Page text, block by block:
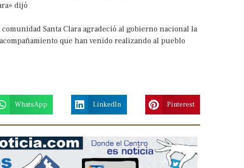
dijó
Santa Clara agradeció al gobierno nacional la
que han venido realizando al pueblo
WhatsApp LinkedIn Pinterest